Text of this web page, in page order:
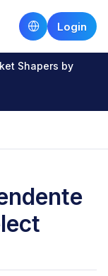
Login
Shapers by